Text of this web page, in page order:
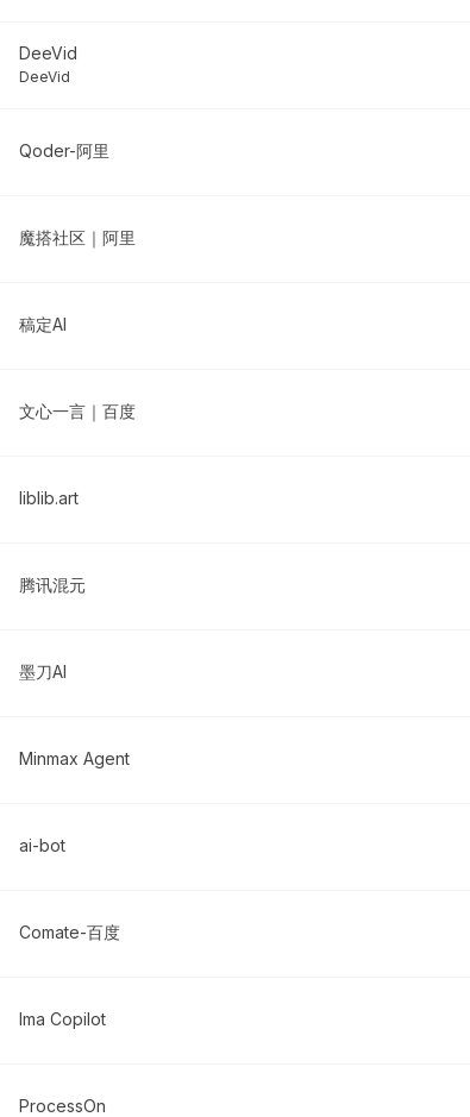
DeeVid
DeeVid
Qoder-阿里
魔搭社区｜阿里
稿定AI
文心一言｜百度
liblib.art
腾讯混元
墨刀AI
Minmax Agent
ai-bot
Comate-百度
Ima Copilot
ProcessOn